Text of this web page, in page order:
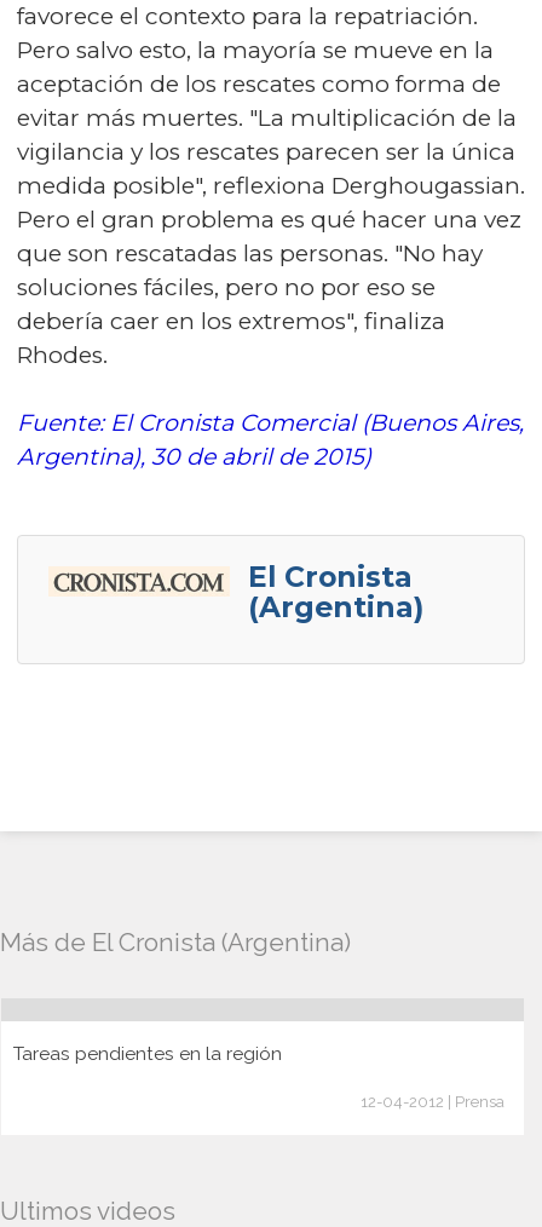
favorece el contexto para la repatriación.
Pero salvo esto, la mayoría se mueve en la
aceptación de los rescates como forma de
evitar más muertes. "La multiplicación de la
vigilancia y los rescates parecen ser la única
medida posible", reflexiona Derghougassian.
Pero el gran problema es qué hacer una vez
que son rescatadas las personas. "No hay
soluciones fáciles, pero no por eso se
debería caer en los extremos", finaliza
Rhodes.
Fuente: El Cronista Comercial (Buenos Aires,
Argentina), 30 de abril de 2015)
El Cronista
(Argentina)
Más de El Cronista (Argentina)
Tareas pendientes en la región
12-04-2012 | Prensa
Ultimos videos